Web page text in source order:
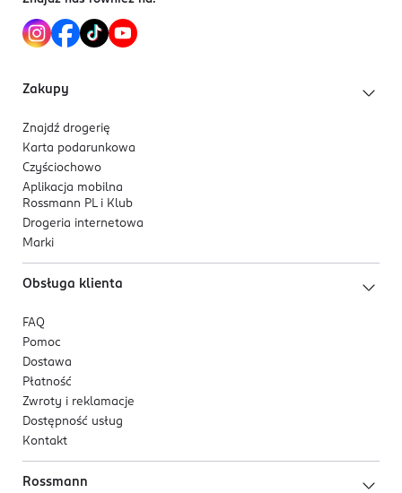
Zakupy
Znajdź drogerię
Karta podarunkowa
Czyściochowo
Aplikacja mobilna
Rossmann PL i Klub
Drogeria internetowa
Marki
Obsługa klienta
FAQ
Pomoc
Dostawa
Płatność
Zwroty i reklamacje
Dostępność usług
Kontakt
Rossmann